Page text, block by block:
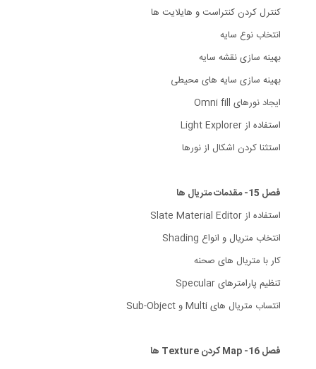
کنترل کردن کنتراست و هایلایت ها
انتخاب نوع سایه
بهینه سازی نقشه سایه
بهینه سازی سایه های محیطی
ایجاد نورهای Omni fill
استفاده از Light Explorer
استثنا کردن اشکال از نورها
فصل 15- مقدمات متریال ها
استفاده از Slate Material Editor
انتخاب متریال و انواع Shading
کار با متریال های صحنه
تنظیم پارامترهای Specular
انتساب متریال های Multi و Sub-Object
فصل 16- Map کردن Texture ها